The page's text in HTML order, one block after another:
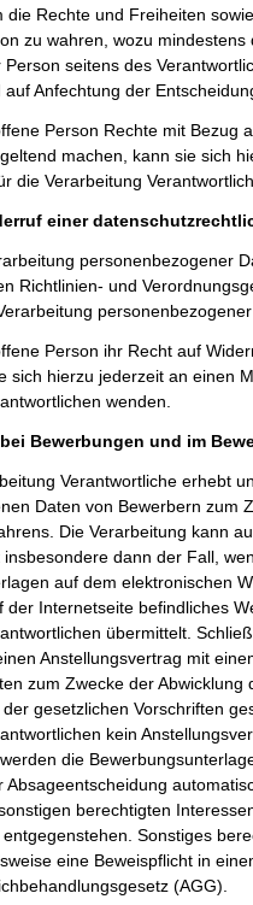
die Rechte und Freiheiten
zu wahren, wozu
Person seitens des
Anfechtung der
Person Rechte mit Bezug
machen, kann sie sich
die Verarbeitung
einer
personenbezogener
Richtlinien- und
Person ihr Recht auf
sich hierzu jederzeit an einen
wenden.
Bewerbungen und im
Verantwortliche erhebt
Daten von Bewerbern zum
Die Verarbeitung kann
dann der Fall,
auf dem elektronischen
der Internetseite befindliches
übermittelt.
Anstellungsvertrag mit
zum Zwecke der Abwicklung
gesetzlichen Vorschriften
kein
die
Absageentscheidung
berechtigten
Sonstiges
eine Beweispflicht in
(AGG).